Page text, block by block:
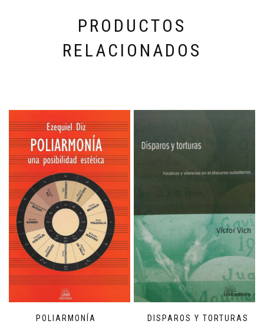
PRODUCTOS
RELACIONADOS
POLIARMONÍA DISPAROS Y TORTURAS